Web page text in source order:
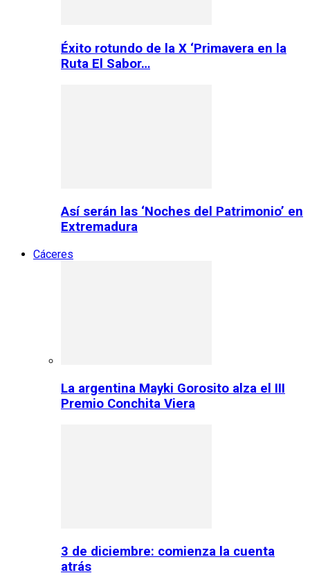
Éxito rotundo de la X ‘Primavera en la
Ruta El Sabor…
Así serán las ‘Noches del Patrimonio’ en
Extremadura
Cáceres
La argentina Mayki Gorosito alza el III
Premio Conchita Viera
3 de diciembre: comienza la cuenta
atrás